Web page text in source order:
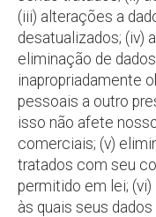
(iii) alterações a
desatualizados; (iv)
eliminação de
inapropriadamente
pessoais a outro
isso não afete
comerciais; (v)
tratados com seu
permitido em lei;
às quais seus